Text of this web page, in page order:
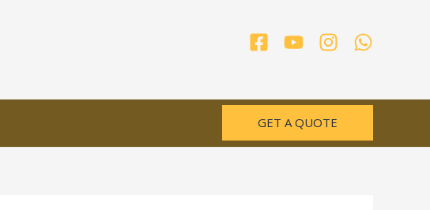
GET A QUOTE